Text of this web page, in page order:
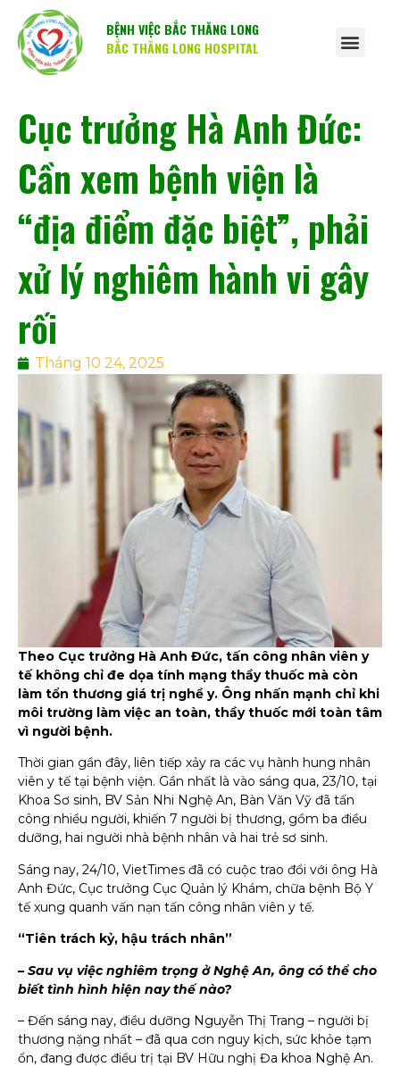
BỆNH VIỆC BẮC THĂNG LONG
BẮC THĂNG LONG HOSPITAL
Cục trưởng Hà Anh Đức:
Cần xem bệnh viện là
“địa điểm đặc biệt”, phải
xử lý nghiêm hành vi gây
rối
Tháng 10 24, 2025
Theo Cục trưởng Hà Anh Đức, tấn công nhân viên y
tế không chỉ đe dọa tính mạng thầy thuốc mà còn
làm tổn thương giá trị nghề y. Ông nhấn mạnh chỉ khi
môi trường làm việc an toàn, thầy thuốc mới toàn tâm
vì người bệnh.
Thời gian gần đây, liên tiếp xảy ra các vụ hành hung nhân
viên y tế tại bệnh viện. Gần nhất là vào sáng qua, 23/10, tại
Khoa Sơ sinh, BV Sản Nhi Nghệ An, Bàn Văn Vỹ đã tấn
công nhiều người, khiến 7 người bị thương, gồm ba điều
dưỡng, hai người nhà bệnh nhân và hai trẻ sơ sinh.
Sáng nay, 24/10, VietTimes đã có cuộc trao đổi với ông Hà
Anh Đức, Cục trưởng Cục Quản lý Khám, chữa bệnh Bộ Y
tế xung quanh vấn nạn tấn công nhân viên y tế.
“Tiên trách kỷ, hậu trách nhân”
– Sau vụ việc nghiêm trọng ở Nghệ An, ông có thể cho
biết tình hình hiện nay thế nào?
– Đến sáng nay, điều dưỡng Nguyễn Thị Trang – người bị
thương nặng nhất – đã qua cơn nguy kịch, sức khỏe tạm
ổn, đang được điều trị tại BV Hữu nghị Đa khoa Nghệ An.